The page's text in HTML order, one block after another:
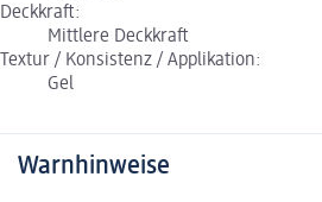
Deckkraft:
Mittlere Deckkraft
Textur / Konsistenz / Applikation:
Gel
Warnhinweise